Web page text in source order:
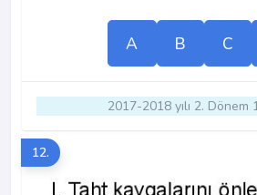
A B C
2017-2018 yılı 2. Dönem
12.